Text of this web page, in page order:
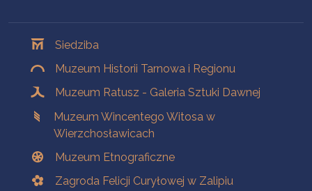
Siedziba
Muzeum Historii Tarnowa i Regionu
Muzeum Ratusz - Galeria Sztuki Dawnej
Muzeum Wincentego Witosa w
Wierzchosławicach
Muzeum Etnograficzne
Zagroda Felicji Curyłowej w Zalipiu